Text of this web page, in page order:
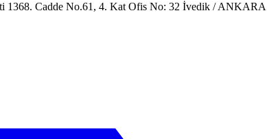
1368. Cadde No.61, 4. Kat Ofis No: 32 İvedik / ANKARA